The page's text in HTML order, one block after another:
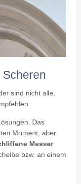
sind nicht alle,
Das
Moment, aber
Messer
bzw. an einem